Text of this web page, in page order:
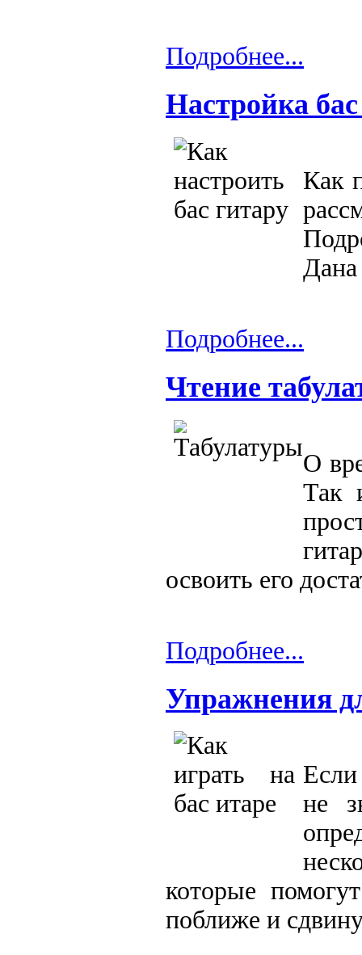
Подробнее...
Настройка
Как
Подробнее...
Чтение
О
Так
освоить его
Подробнее...
Упражнения
не
которые
поближе и